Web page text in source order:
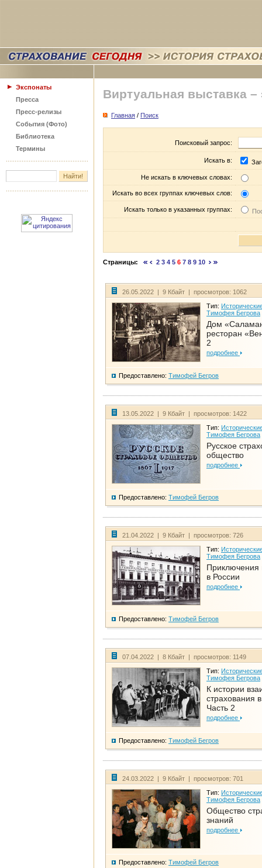
Экспонаты
Пресса
Пресс-релизы
События (Фото)
Библиотека
Термины
Виртуальная выставка –
Главная / Поиск
Поисковый запрос:
Искать в:
Не искать в ключевых словах:
Искать во всех группах ключевых слов:
Искать только в указанных группах:
Страницы: 2 3 4 5 6 7 8 9 10
26.05.2022 | 9 Кбайт | просмотров: 1062
Тип:
Тимофея Бегрова
Дом
ресторан
2
подробнее
Предоставлено: Тимофей Бегров
13.05.2022 | 9 Кбайт | просмотров: 1422
Тип:
Тимофея Бегрова
Русское
общество
подробнее
Предоставлено: Тимофей Бегров
21.04.2022 | 9 Кбайт | просмотров: 726
Тип:
Тимофея Бегрова
Приключения
в России
подробнее
Предоставлено: Тимофей Бегров
07.04.2022 | 8 Кбайт | просмотров: 1149
Тип:
Тимофея Бегрова
К истории
страхования
Часть 2
подробнее
Предоставлено: Тимофей Бегров
24.03.2022 | 9 Кбайт | просмотров: 701
Тип:
Тимофея Бегрова
Общество
знаний
подробнее
Предоставлено: Тимофей Бегров